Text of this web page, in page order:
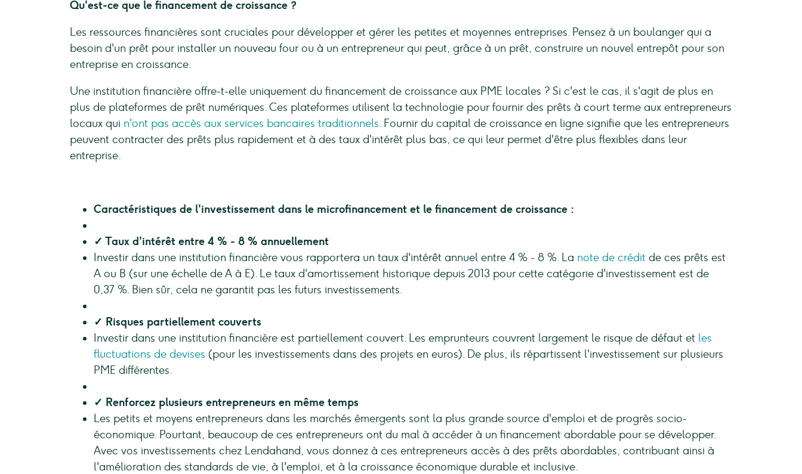
Qu'est-ce que le financement de croissance ?
Les ressources financières sont cruciales pour développer et gérer les petites et moyennes entreprises. Pensez à un boulanger qui a
besoin d'un prêt pour installer un nouveau four ou à un entrepreneur qui peut, grâce à un prêt, construire un nouvel entrepôt pour son
entreprise en croissance.
Une institution financière offre-t-elle uniquement du financement de croissance aux PME locales ? Si c'est le cas, il s'agit de plus en
plus de plateformes de prêt numériques. Ces plateformes utilisent la technologie pour fournir des prêts à court terme aux entrepreneurs
locaux qui n'ont pas accès aux services bancaires traditionnels. Fournir du capital de croissance en ligne signifie que les entrepreneurs
peuvent contracter des prêts plus rapidement et à des taux d'intérêt plus bas, ce qui leur permet d'être plus flexibles dans leur
entreprise.
Caractéristiques de l'investissement dans le microfinancement et le financement de croissance :
✓ Taux d'intérêt entre 4 % - 8 % annuellement
Investir dans une institution financière vous rapportera un taux d'intérêt annuel entre 4 % - 8 %. La note de crédit de ces prêts est
A ou B (sur une échelle de A à E). Le taux d'amortissement historique depuis 2013 pour cette catégorie d'investissement est de
0,37 %. Bien sûr, cela ne garantit pas les futurs investissements.
✓ Risques partiellement couverts
Investir dans une institution financière est partiellement couvert. Les emprunteurs couvrent largement le risque de défaut et les
fluctuations de devises (pour les investissements dans des projets en euros). De plus, ils répartissent l'investissement sur plusieurs
PME différentes.
✓ Renforcez plusieurs entrepreneurs en même temps
Les petits et moyens entrepreneurs dans les marchés émergents sont la plus grande source d'emploi et de progrès socio-
économique. Pourtant, beaucoup de ces entrepreneurs ont du mal à accéder à un financement abordable pour se développer.
Avec vos investissements chez Lendahand, vous donnez à ces entrepreneurs accès à des prêts abordables, contribuant ainsi à
l'amélioration des standards de vie, à l'emploi, et à la croissance économique durable et inclusive.